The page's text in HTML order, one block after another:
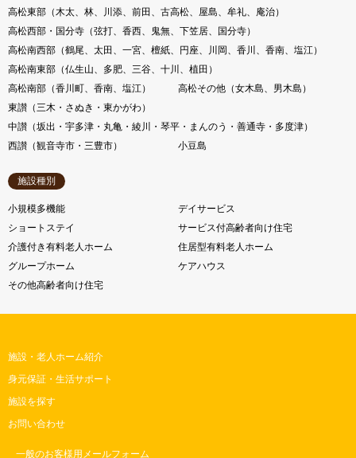
高松東部（木太、林、川添、前田、古高松、屋島、牟礼、庵治）
高松西部・国分寺（弦打、香西、鬼無、下笠居、国分寺）
高松南西部（鶴尾、太田、一宮、檀紙、円座、川岡、香川、香南、塩江）
高松南東部（仏生山、多肥、三谷、十川、植田）
高松南部（香川町、香南、塩江）
高松その他（女木島、男木島）
東讃（三木・さぬき・東かがわ）
中讃（坂出・宇多津・丸亀・綾川・琴平・まんのう・善通寺・多度津）
西讃（観音寺市・三豊市）
小豆島
施設種別
小規模多機能
デイサービス
ショートステイ
サービス付高齢者向け住宅
介護付き有料老人ホーム
住居型有料老人ホーム
グループホーム
ケアハウス
その他高齢者向け住宅
施設・老人ホーム紹介
身元保証・生活サポート
施設を探す
お問い合わせ
一般のお客様用メールフォーム